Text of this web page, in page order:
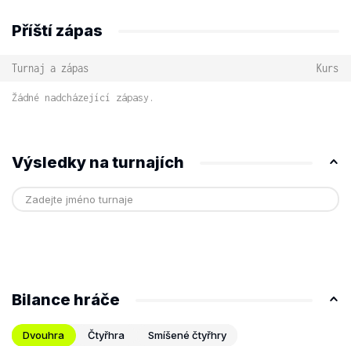
Příští zápas
Turnaj a zápas Kurs
Žádné nadcházející zápasy.
Výsledky na turnajích
Bilance hráče
Dvouhra Čtyřhra Smíšené čtyřhry